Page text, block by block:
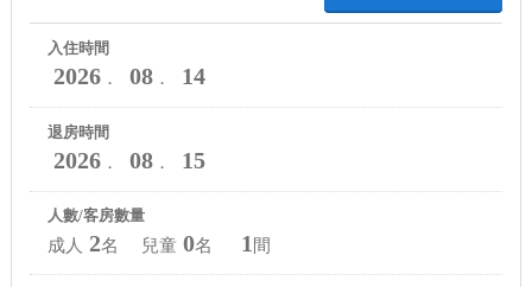
入住時間
2026． 08． 14
退房時間
2026． 08． 15
人數/客房數量
成人 2名 兒童 0名 1間